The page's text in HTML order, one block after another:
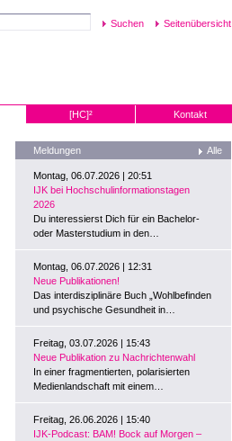
Seitenübersicht
[HC]² Kontakt
Meldungen Alle
Montag, 06.07.2026 | 20:51
IJK bei Hochschulinformationstagen
2026
Du interessierst Dich für ein Bachelor-
oder Masterstudium in den…
Montag, 06.07.2026 | 12:31
Neue Publikationen!
Das interdisziplinäre Buch „Wohlbefinden
und psychische Gesundheit in…
Freitag, 03.07.2026 | 15:43
Neue Publikation zu Nachrichtenwahl
In einer fragmentierten, polarisierten
Medienlandschaft mit einem…
Freitag, 26.06.2026 | 15:40
IJK-Podcast: BAM! Bock auf Morgen –